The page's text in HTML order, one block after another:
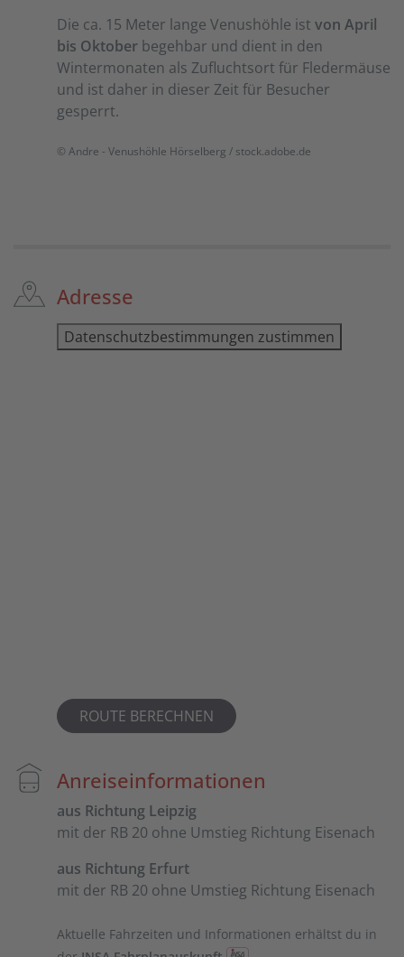
Die ca. 15 Meter lange Venushöhle ist von April
bis Oktober begehbar und dient in den
Wintermonaten als Zufluchtsort für Fledermäuse
und ist daher in dieser Zeit für Besucher
gesperrt.
© Andre - Venushöhle Hörselberg / stock.adobe.de
Adresse
Datenschutzbestimmungen zustimmen
ROUTE BERECHNEN
Anreiseinformationen
aus Richtung Leipzig
mit der RB 20 ohne Umstieg Richtung Eisenach
aus Richtung Erfurt
mit der RB 20 ohne Umstieg Richtung Eisenach
Aktuelle Fahrzeiten und Informationen erhältst du in